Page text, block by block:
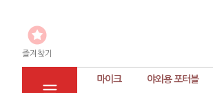
즐겨찾기
마이크 야외용 포터블